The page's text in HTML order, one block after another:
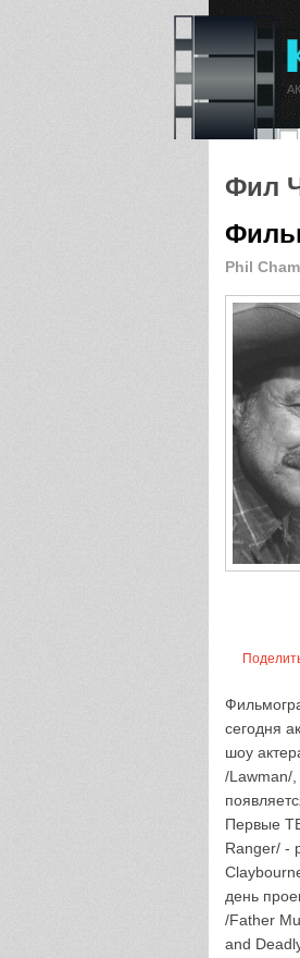
Фил
Phil
сегодня
шоу
/Lawman/
Первые
Ranger/ -
день
/Father
and